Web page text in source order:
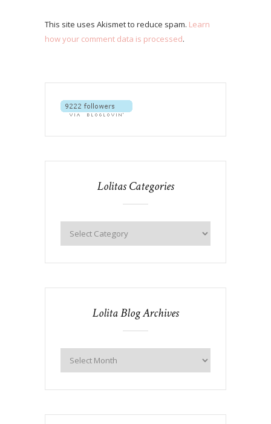
This site uses Akismet to reduce spam. Learn
how your comment data is processed.
Lolitas Categories
Lolita Blog Archives